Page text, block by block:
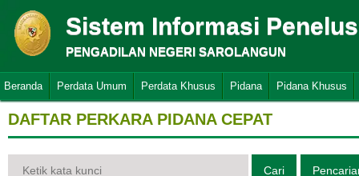
Sistem Informasi
PENGADILAN NEGERI SAROLANGUN
Beranda Perdata Umum Perdata Khusus Pidana Pidana Khusus
DAFTAR PERKARA PIDANA CEPAT